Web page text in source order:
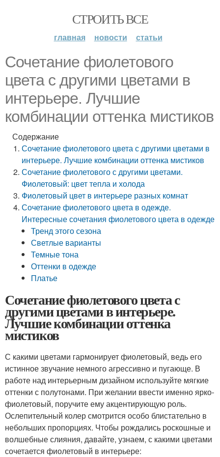
СТРОИТЬ ВСЕ
главная новости статьи
Сочетание фиолетового
цвета с другими цветами в
интерьере. Лучшие
комбинации оттенка мистиков
Содержание
Сочетание фиолетового цвета с другими цветами в
интерьере. Лучшие комбинации оттенка мистиков
Сочетание фиолетового с другими цветами.
Фиолетовый: цвет тепла и холода
Фиолетовый цвет в интерьере разных комнат
Сочетание фиолетового цвета в одежде.
Интересные сочетания фиолетового цвета в одежде
Тренд этого сезона
Светлые варианты
Темные тона
Оттенки в одежде
Платье
Сочетание фиолетового цвета с
другими цветами в интерьере.
Лучшие комбинации оттенка
мистиков
С какими цветами гармонирует фиолетовый, ведь его
истинное звучание немного агрессивно и пугающе. В
работе над интерьерным дизайном используйте мягкие
оттенки с полутонами. При желании ввести именно ярко-
фиолетовый, поручите ему акцентирующую роль.
Ослепительный колер смотрится особо блистательно в
небольших пропорциях. Чтобы рождались роскошные и
волшебные слияния, давайте, узнаем, с какими цветами
сочетается фиолетовый в интерьере: